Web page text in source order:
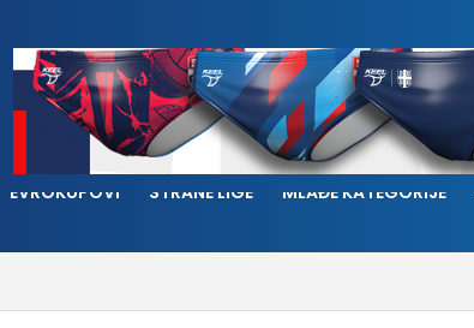
EVROKUPOVI STRANE LIGE MLAĐE KATEGORIJE